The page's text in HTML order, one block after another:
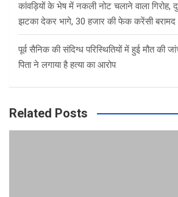
कांवड़ियों के भेष में नकली नोट चलाने वाला गिरोह,
झटका देकर भागे, 30 हजार की फेक करेंसी बरामद
पूर्व सैनिक की संदिग्ध परिस्थितियों में हुई मौत की
पिता ने लगाया है हत्या का आरोप
Related Posts